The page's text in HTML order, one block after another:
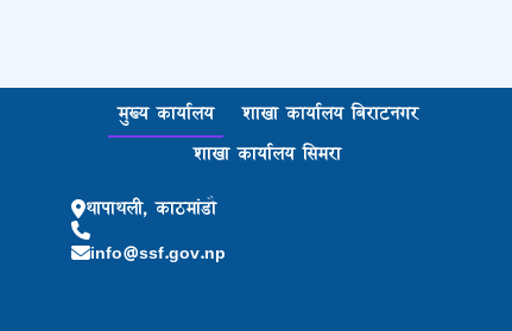
मुख्य कार्यालय
शाखा कार्यालय बिराटनगर
शाखा कार्यालय सिमरा
थापाथली, काठमांडौ
info@ssf.gov.np